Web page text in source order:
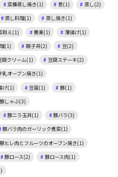
菜種蒸し焼き(1) 葱(1)
蒸し(2)
蒸し料理(1)
蒸し焼き(1)
和え(1) 蕎麦(1)
薄揚げ(1)
(1) 親子丼(2)
豆(2)
腐クリーム(1)
豆腐ステーキ(2)
乳オーブン焼き(1)
げ(1) 豆苗(1)
豚(1)
豚しゃぶ(3)
豚ニラ玉丼(1)
豚バラ(3)
豚バラ肉のガーリック煮菜(1)
豚ヒレ肉とフルーツのオーブン焼き(1)
豚ロース(2)
豚ロース肉(1)